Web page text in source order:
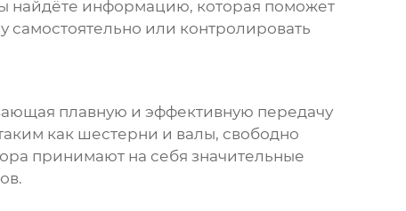
найдёте информацию, которая поможет
самостоятельно или контролировать
плавную и эффективную передачу
как шестерни и валы, свободно
принимают на себя значительные